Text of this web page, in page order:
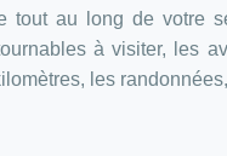
tout au long de votre
à visiter, les
les